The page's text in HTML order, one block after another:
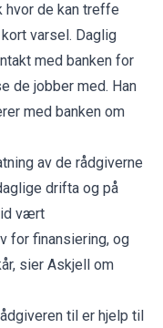
hvor de kan treffe
varsel. Daglig
med banken for
de jobber med. Han
med banken om
av de rådgiverne
drifta og på
vært
for finansiering, og
sier Askjell om
til er hjelp til